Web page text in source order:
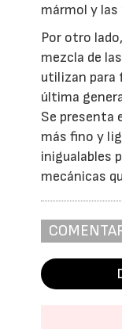
mármol y las
Por otro
mezcla de
utilizan para
última
Se presenta
más fino y
inigualables
mecánicas